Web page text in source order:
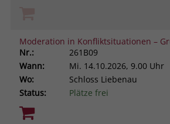
Moderation in Konfliktsituationen –
Nr.:
261B09
Wann:
Mi. 14.10.2026, 9.00 Uhr
Wo:
Schloss Liebenau
Status:
Plätze frei